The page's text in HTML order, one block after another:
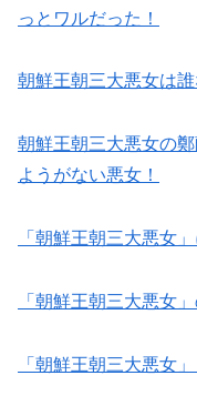
っとワルだった！
朝鮮王朝三大悪女は
朝鮮王朝三大悪女の
ようがない悪女！
「朝鮮王朝三大悪女
「朝鮮王朝三大悪女
「朝鮮王朝三大悪女